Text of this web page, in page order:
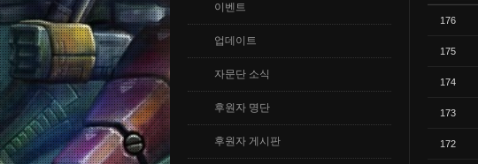
이벤트
업데이트
자문단 소식
후원자 명단
후원자 게시판
176
175
174
173
172